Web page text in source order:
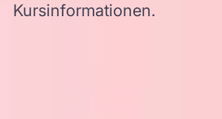
Kursinformationen.